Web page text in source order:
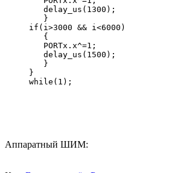
delay_us(1300);
}
if(i>3000 && i<6000)
{
PORTx.x^=1;
delay_us(1500);
}
}
while(1);
Аппаратный ШИМ: